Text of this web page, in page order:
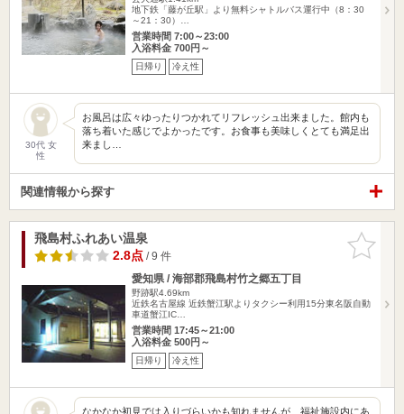
地下鉄「藤が丘駅」より無料シャトルバス運行中（8：30
～21：30）…
営業時間 7:00～23:00
入浴料金 700円～
日帰り 冷え性
30代 女
性
お風呂は広々ゆったりつかれてリフレッシュ出来ました。館内も
落ち着いた感じでよかったです。お食事も美味しくとても満足出
来まし…
関連情報から探す
お気に入
りに追加
飛島村ふれあい温泉
2.8点/ 9 件
愛知県 / 海部郡飛島村竹之郷五丁目
野跡駅4.69km
近鉄名古屋線 近鉄蟹江駅よりタクシー利用15分東名阪自動
車道蟹江IC…
営業時間 17:45～21:00
入浴料金 500円～
日帰り 冷え性
なかなか初見では入りづらいかも知れませんが、福祉施設内にあ